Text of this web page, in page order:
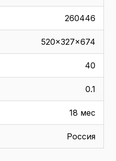
260446
520x327x674
40
0.1
18 мес
Россия